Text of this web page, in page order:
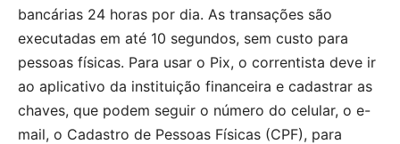
bancárias 24 horas por dia. As transações são
executadas em até 10 segundos, sem custo para
pessoas físicas. Para usar o Pix, o correntista deve ir
ao aplicativo da instituição financeira e cadastrar as
chaves, que podem seguir o número do celular, o e-
mail, o Cadastro de Pessoas Físicas (CPF), para